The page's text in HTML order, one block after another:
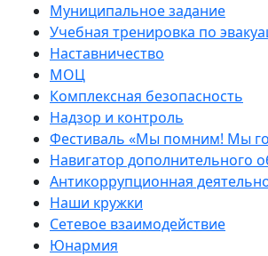
Муниципальное задание
Учебная тренировка по
Наставничество
МОЦ
Комплексная безопасность
Надзор и контроль
Фестиваль «Мы помним! Мы
Навигатор дополнительного
Антикоррупционная
Наши кружки
Сетевое взаимодействие
Юнармия